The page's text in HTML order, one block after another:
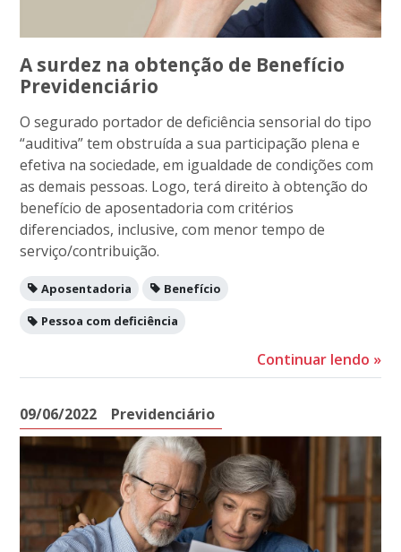
A surdez na obtenção de Benefício
Previdenciário
O segurado portador de deficiência sensorial do tipo
“auditiva” tem obstruída a sua participação plena e
efetiva na sociedade, em igualdade de condições com
as demais pessoas. Logo, terá direito à obtenção do
benefício de aposentadoria com critérios
diferenciados, inclusive, com menor tempo de
serviço/contribuição.
Aposentadoria Benefício
Pessoa com deficiência
Continuar lendo »
09/06/2022 Previdenciário